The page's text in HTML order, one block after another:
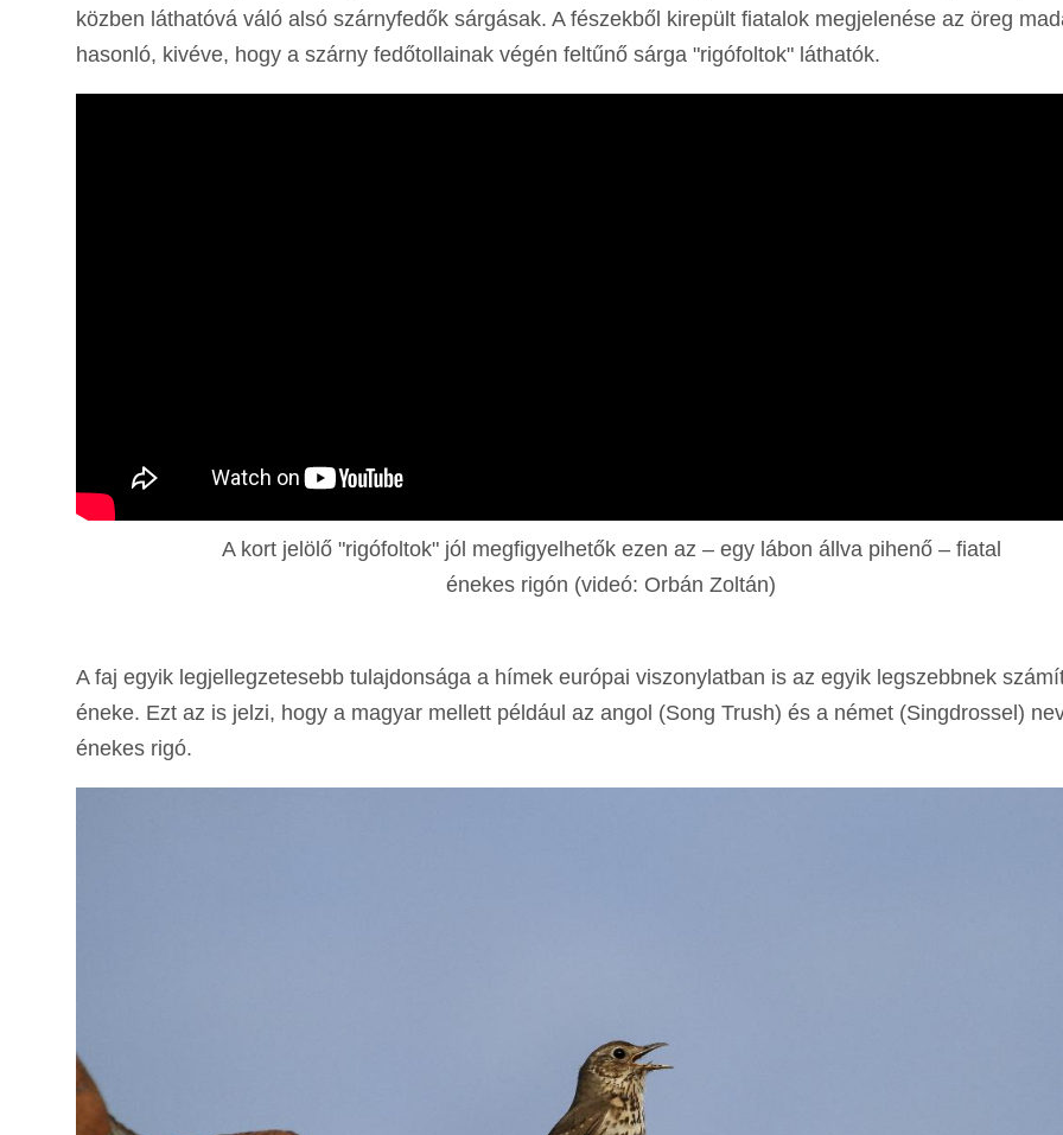
közben láthatóvá váló alsó szárnyfedők sárgásak. A fészekből kirepült fiatalok megjelenése az öreg
hasonló, kivéve, hogy a szárny fedőtollainak végén feltűnő sárga "rigófoltok" láthatók.
A kort jelölő "rigófoltok" jól megfigyelhetők ezen az – egy lábon állva pihenő – fiatal
énekes rigón (videó: Orbán Zoltán)
A faj egyik legjellegzetesebb tulajdonsága a hímek európai viszonylatban is az egyik legszebbnek
éneke. Ezt az is jelzi, hogy a magyar mellett például az angol (Song Trush) és a német (Singdrossel)
énekes rigó.